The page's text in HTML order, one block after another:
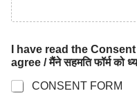
I have read the
agree / मैंने सहमति फॉर्म को
CONSENT FORM